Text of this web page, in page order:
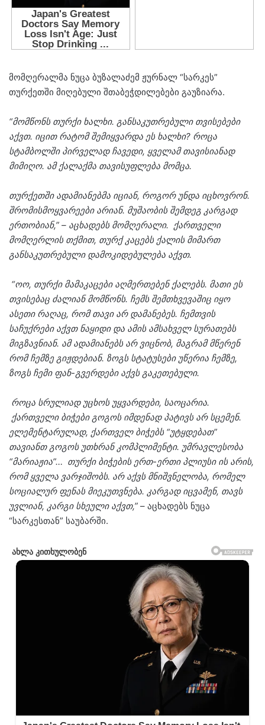
მომღერალმა ნუცა ბუზალაძემ ჟურნალ “სარკეს”
თურქეთში მიღებული შთაბეჭდილებები გაუზიარა.
“მომწონს თურქი ხალხი. განსაკუთრებული თვისებები
აქვთ. იცით რატომ შემიყვარდა ეს ხალხი? როცა
სტამბოლში პირველად ჩავედი, ყველამ თავისიანად
მიმიღო. ამ ქალაქმა თავისუფლება მომცა.
თურქეთში ადამიანებმა იციან, როგორ უნდა იცხოვრონ.
შრომისმოყვარეები არიან. მუშაობის შემდეგ კარგად
ერთობიან,” – აცხადებს მომღერალი. ქართველი
მომღერლის თქმით, თურქ კაცებს ქალის მიმართ
განსაკუთრებული დამოკიდებულება აქვთ.
“ოო, თურქი მამაკაცები აღმერთებენ ქალებს. მათი ეს
თვისებაც ძალიან მომწონს. ჩემს შემთხვევაშიც იყო
ასეთი რაღაც, რომ თავი არ დამანებეს. ჩემთვის
საჩუქრები აქვთ ნაყიდი და ამის ამსახველ სურათებს
მიგზავნიან. ამ ადამიანებს არ ვიცნობ, მაგრამ მწერენ
რომ ჩემზე გიჟდებიან. ზოგს სტატუსები უწერია ჩემზე,
ზოგს ჩემი ფან-გვერდები აქვს გაკეთებული.
როცა სრულიად უცხოს უყვარდები, საოცარია.
ქართველი ბიჭები გოგოს იმდენად პატივს არ სცემენ.
ელემენტარულად, ქართველ ბიჭებს “უტყდებათ”
თავიანთ გოგოს უთხრან კომპლიმენტი. უმრავლესობა
“მარიაჟია”… თურქი ბიჭების ერთ-ერთი პლიუსი ის არის,
რომ ყველა ვარჯიშობს. არ აქვს მნიშვნელობა, რომელ
სოციალურ ფენას მიეკუთვნება. კარგად იცვამენ, თავს
უვლიან, კარგი სხეული აქვთ,” – აცხადებს ნუცა
“სარკესთან” საუბარში.